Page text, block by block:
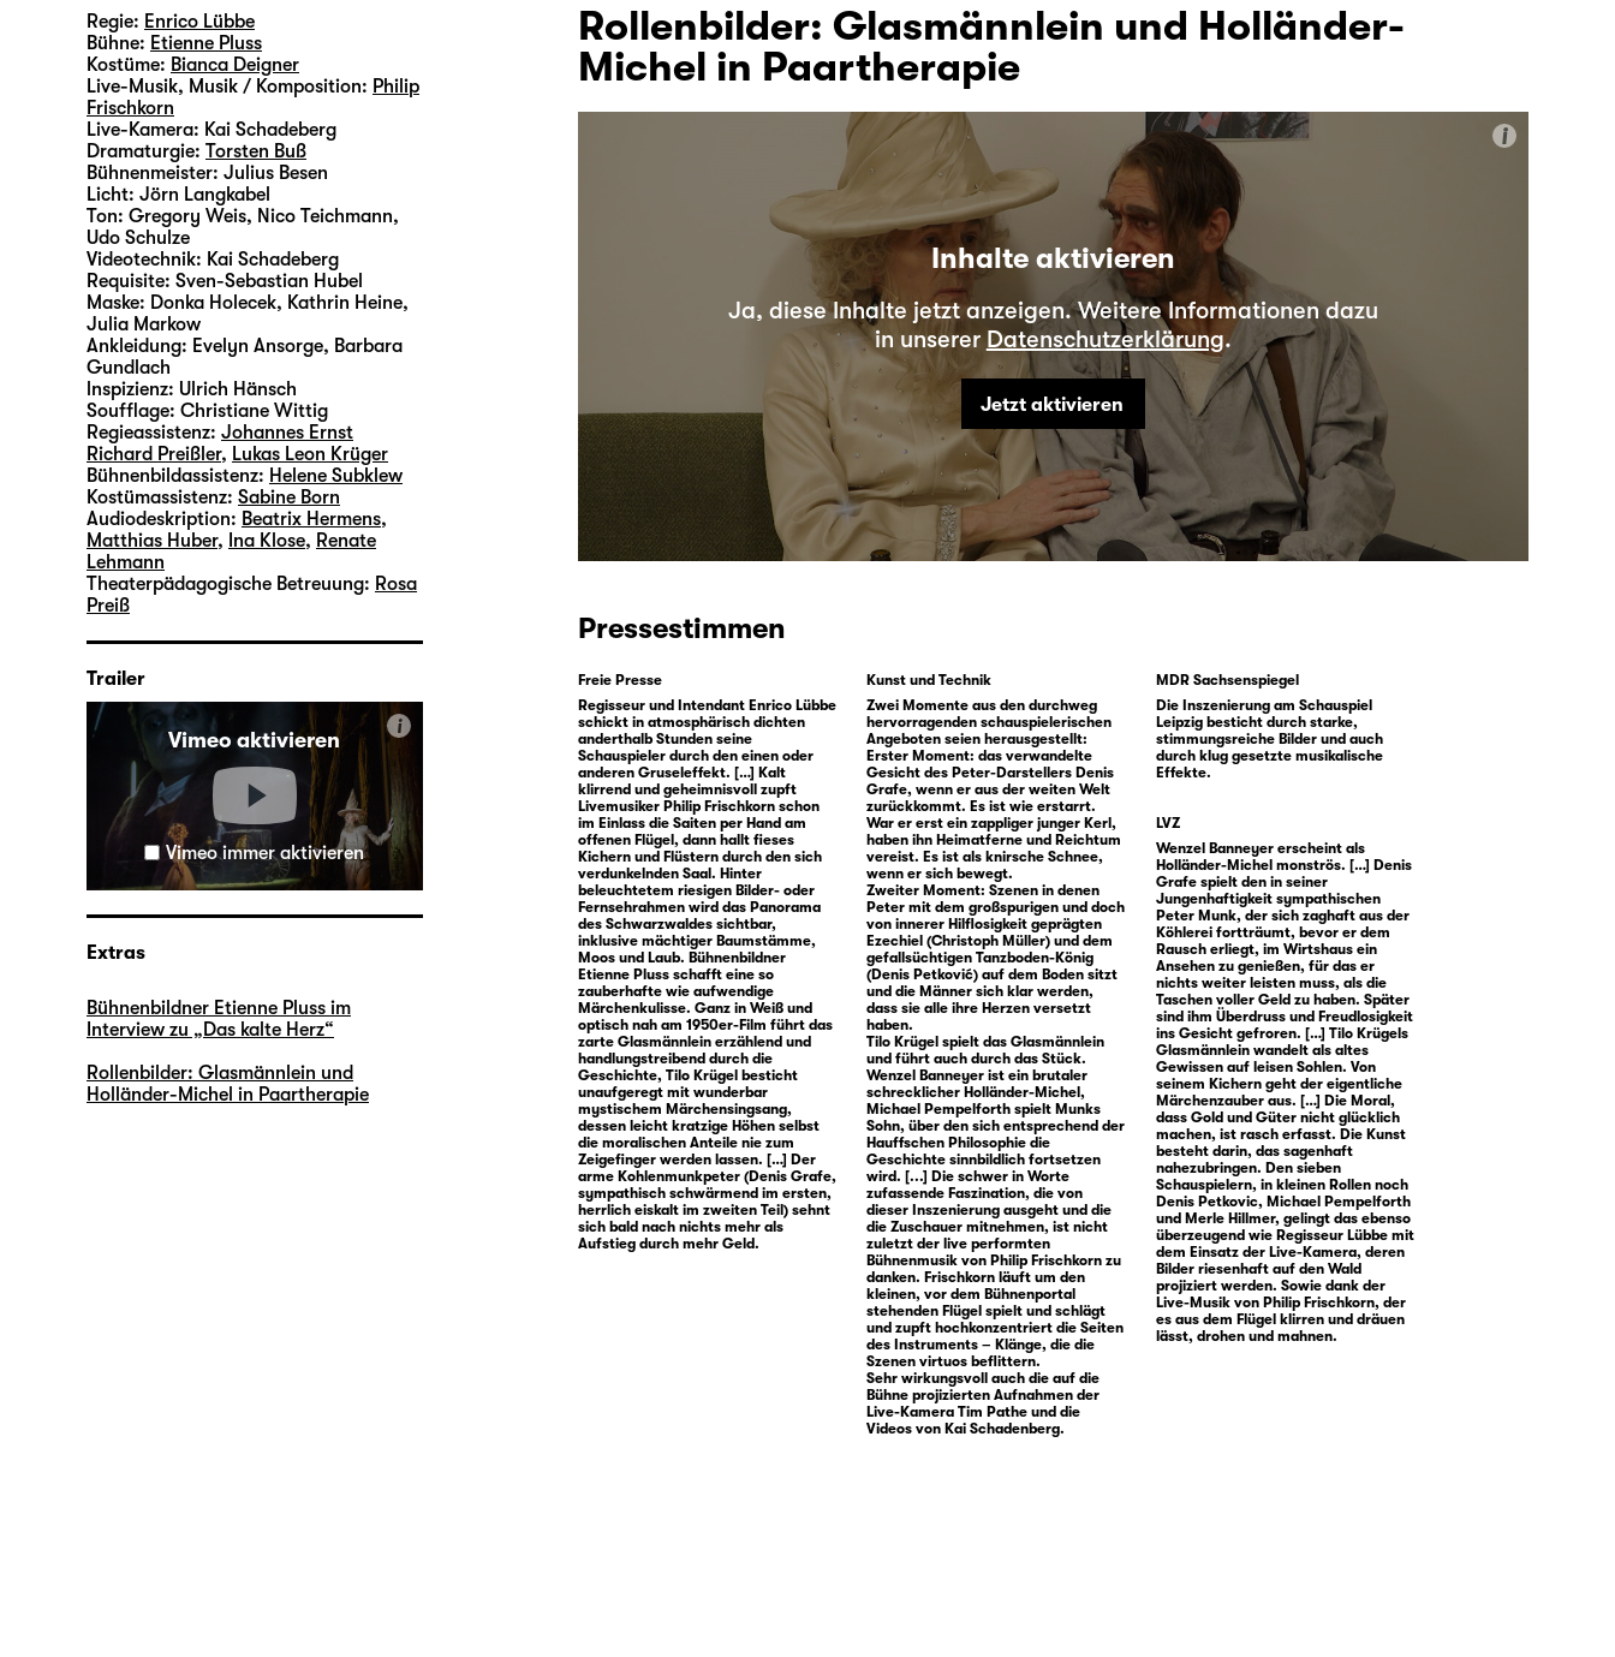
Rollenbilder: Glasmännlein und Holländer-
Michel in Paartherapie
Inhalte aktivieren
Ja, diese Inhalte jetzt anzeigen. Weitere Informationen dazu
in unserer Datenschutzerklärung.
i
Jetzt aktivieren
Pressestimmen
Freie Presse
Regisseur und Intendant Enrico Lübbe
schickt in atmosphärisch dichten
anderthalb Stunden seine
Schauspieler durch den einen oder
anderen Gruseleffekt. […] Kalt
klirrend und geheimnisvoll zupft
Livemusiker Philip Frischkorn schon
im Einlass die Saiten per Hand am
offenen Flügel, dann hallt fieses
Kichern und Flüstern durch den sich
verdunkelnden Saal. Hinter
beleuchtetem riesigen Bilder- oder
Fernsehrahmen wird das Panorama
des Schwarzwaldes sichtbar,
inklusive mächtiger Baumstämme,
Moos und Laub. Bühnenbildner
Etienne Pluss schafft eine so
zauberhafte wie aufwendige
Märchenkulisse. Ganz in Weiß und
optisch nah am 1950er-Film führt das
zarte Glasmännlein erzählend und
handlungstreibend durch die
Geschichte, Tilo Krügel besticht
unaufgeregt mit wunderbar
mystischem Märchensingsang,
dessen leicht kratzige Höhen selbst
die moralischen Anteile nie zum
Zeigefinger werden lassen. […] Der
arme Kohlenmunkpeter (Denis Grafe,
sympathisch schwärmend im ersten,
herrlich eiskalt im zweiten Teil) sehnt
sich bald nach nichts mehr als
Aufstieg durch mehr Geld.
Kunst und Technik
Zwei Momente aus den durchweg
hervorragenden schauspielerischen
Angeboten seien herausgestellt:
Erster Moment: das verwandelte
Gesicht des Peter-Darstellers Denis
Grafe, wenn er aus der weiten Welt
zurückkommt. Es ist wie erstarrt.
War er erst ein zappliger junger Kerl,
haben ihn Heimatferne und Reichtum
vereist. Es ist als knirsche Schnee,
wenn er sich bewegt.
Zweiter Moment: Szenen in denen
Peter mit dem großspurigen und doch
von innerer Hilflosigkeit geprägten
Ezechiel (Christoph Müller) und dem
gefallsüchtigen Tanzboden-König
(Denis Petković) auf dem Boden sitzt
und die Männer sich klar werden,
dass sie alle ihre Herzen versetzt
haben.
Tilo Krügel spielt das Glasmännlein
und führt auch durch das Stück.
Wenzel Banneyer ist ein brutaler
schrecklicher Holländer-Michel,
Michael Pempelforth spielt Munks
Sohn, über den sich entsprechend der
Hauffschen Philosophie die
Geschichte sinnbildlich fortsetzen
wird. [...] Die schwer in Worte
zufassende Faszination, die von
dieser Inszenierung ausgeht und die
die Zuschauer mitnehmen, ist nicht
zuletzt der live performten
Bühnenmusik von Philip Frischkorn zu
danken. Frischkorn läuft um den
kleinen, vor dem Bühnenportal
stehenden Flügel spielt und schlägt
und zupft hochkonzentriert die Seiten
des Instruments – Klänge, die die
Szenen virtuos beflittern.
Sehr wirkungsvoll auch die auf die
Bühne projizierten Aufnahmen der
Live-Kamera Tim Pathe und die
Videos von Kai Schadenberg.
MDR Sachsenspiegel
Die Inszenierung am Schauspiel
Leipzig besticht durch starke,
stimmungsreiche Bilder und auch
durch klug gesetzte musikalische
Effekte.
LVZ
Wenzel Banneyer erscheint als
Holländer-Michel monströs. […] Denis
Grafe spielt den in seiner
Jungenhaftigkeit sympathischen
Peter Munk, der sich zaghaft aus der
Köhlerei fortträumt, bevor er dem
Rausch erliegt, im Wirtshaus ein
Ansehen zu genießen, für das er
nichts weiter leisten muss, als die
Taschen voller Geld zu haben. Später
sind ihm Überdruss und Freudlosigkeit
ins Gesicht gefroren. […] Tilo Krügels
Glasmännlein wandelt als altes
Gewissen auf leisen Sohlen. Von
seinem Kichern geht der eigentliche
Märchenzauber aus. […] Die Moral,
dass Gold und Güter nicht glücklich
machen, ist rasch erfasst. Die Kunst
besteht darin, das sagenhaft
nahezubringen. Den sieben
Schauspielern, in kleinen Rollen noch
Denis Petkovic, Michael Pempelforth
und Merle Hillmer, gelingt das ebenso
überzeugend wie Regisseur Lübbe mit
dem Einsatz der Live-Kamera, deren
Bilder riesenhaft auf den Wald
projiziert werden. Sowie dank der
Live-Musik von Philip Frischkorn, der
es aus dem Flügel klirren und dräuen
lässt, drohen und mahnen.
Regie: Enrico Lübbe
Bühne: Etienne Pluss
Kostüme: Bianca Deigner
Live-Musik, Musik / Komposition: Philip
Frischkorn
Live-Kamera: Kai Schadeberg
Dramaturgie: Torsten Buß
Bühnenmeister: Julius Besen
Licht: Jörn Langkabel
Ton: Gregory Weis, Nico Teichmann,
Udo Schulze
Videotechnik: Kai Schadeberg
Requisite: Sven-Sebastian Hubel
Maske: Donka Holecek, Kathrin Heine,
Julia Markow
Ankleidung: Evelyn Ansorge, Barbara
Gundlach
lnspizienz: Ulrich Hänsch
Soufflage: Christiane Wittig
Regieassistenz: Johannes Ernst
Richard Preißler, Lukas Leon Krüger
Bühnenbildassistenz: Helene Subklew
Kostümassistenz: Sabine Born
Audiodeskription: Beatrix Hermens,
Matthias Huber, Ina Klose, Renate
Lehmann
Theaterpädagogische Betreuung: Rosa
Preiß
Trailer
Vimeo aktivieren
i
Vimeo immer aktivieren
Extras
Bühnenbildner Etienne Pluss im
Interview zu „Das kalte Herz“
Rollenbilder: Glasmännlein und
Holländer-Michel in Paartherapie